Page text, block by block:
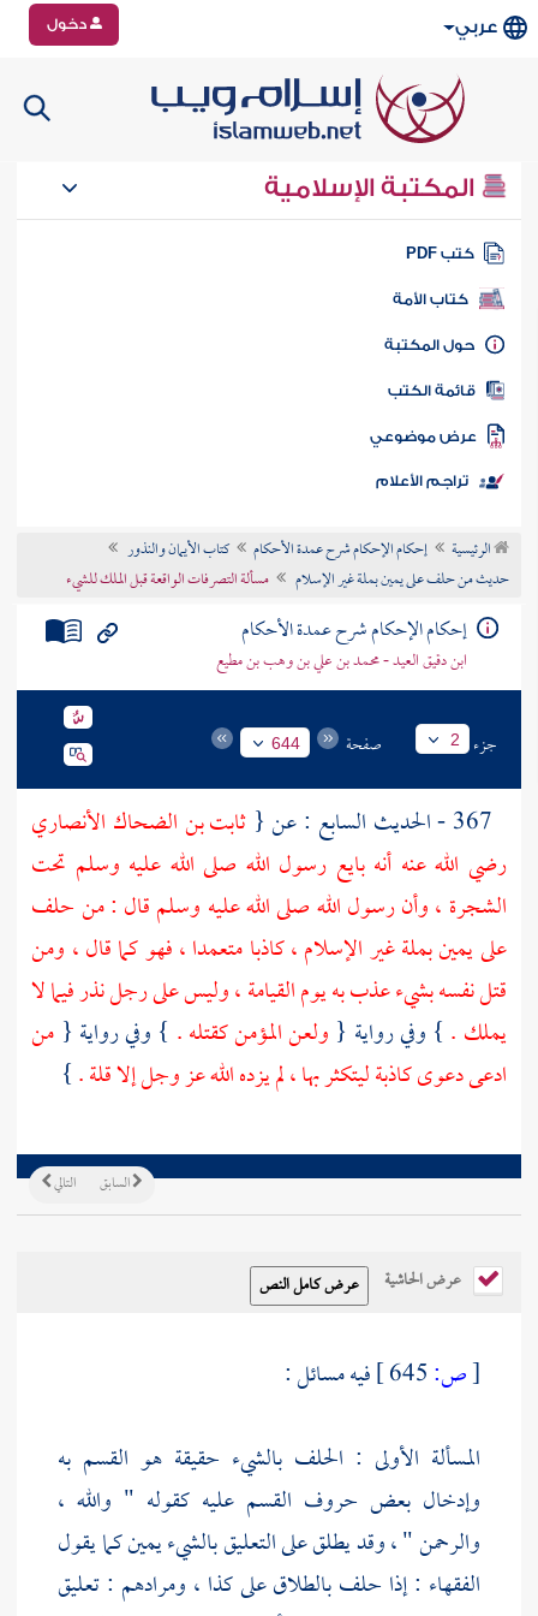
عربي دخول
المكتبة الإسلامية
كتب PDF
كتاب الأمة
المكتبة
الكتب
موضوعي
تراجم الأعلام
الرئيسية إحكام الإحكام شرح عمدة الأحكام
كتاب الأيمان والنذور
حديث من حلف على يمين بملة غير الإسلام
مسألة التصرفات الواقعة قبل الملك للشيء
إحكام الإحكام شرح عمدة الأحكام
ابن دقيق العيد - محمد بن علي بن وهب بن مطيع
جزء 2 صفحة 644
ثابت بن الضحاك الأنصاري
رضي الله عنه أنه بايع رسول الله صلى الله عليه وسلم تحت
الشجرة ، وأن رسول الله صلى الله عليه وسلم قال : من حلف
على يمين بملة غير الإسلام ، كاذبا متعمدا ، فهو كما قال ، ومن
قتل نفسه بشيء عذب به يوم القيامة ، وليس على رجل نذر فيما لا
يملك . } وفي رواية { ولعن المؤمن كقتله . } وفي رواية { من
ادعى دعوى كاذبة ليتكثر بها ، لم يزده الله عز وجل إلا قلة .}
التالي السابق
عرض الحاشية
[ص:
فيه مسائل :
المسألة الأولى : الحلف بالشيء حقيقة هو القسم به
وإدخال بعض حروف القسم عليه كقوله " والله ،
والرحمن " ، وقد يطلق على التعليق بالشيء يمين كما يقول
الفقهاء : إذا حلف بالطلاق على كذا ، ومرادهم : تعليق